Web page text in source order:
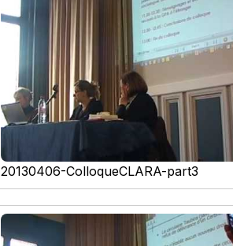
20130406-ColloqueCLARA-part3